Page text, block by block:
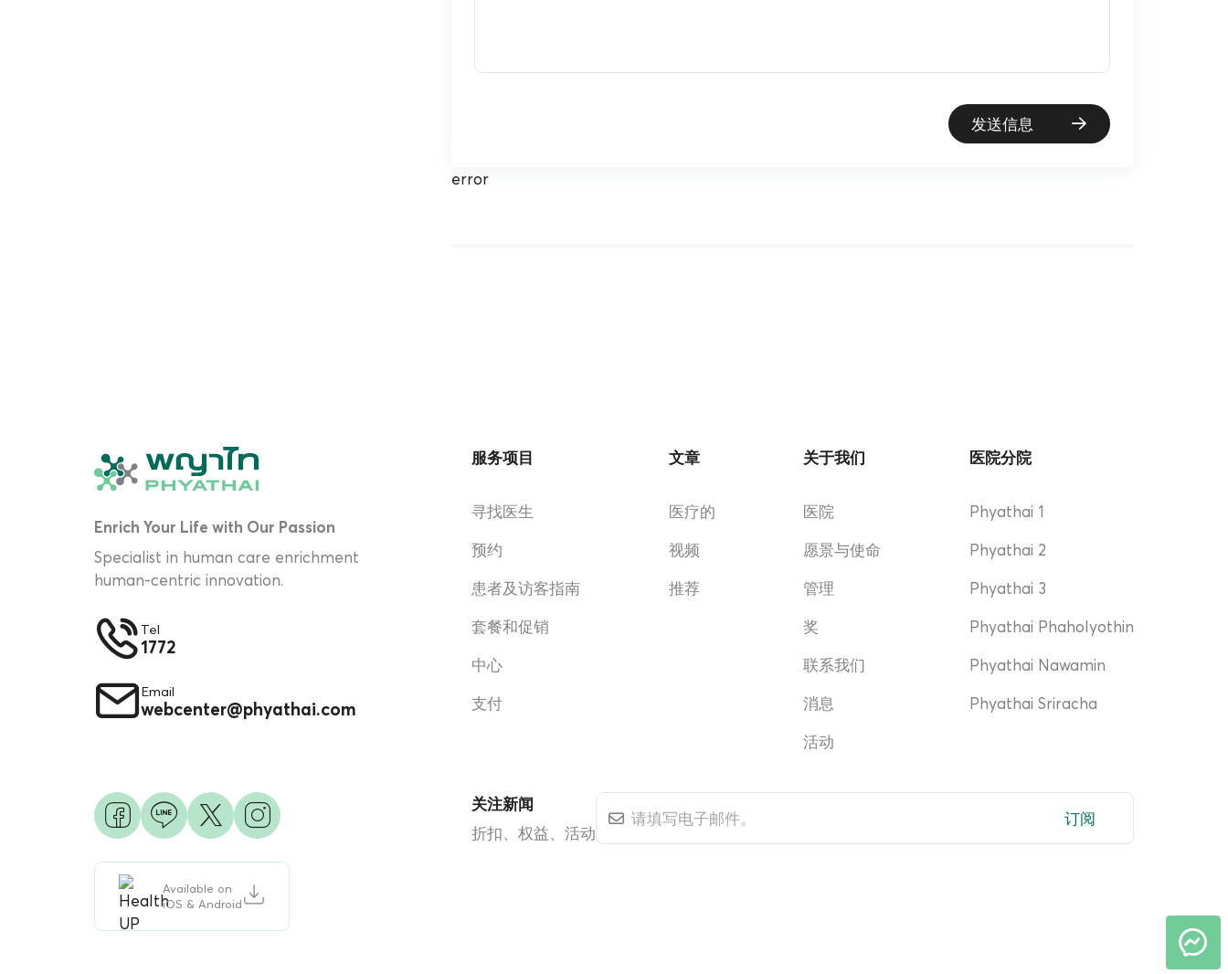
发送信息
error
Enrich Your Life with Our Passion
Specialist in human care enrichment
human-centric innovation.
Tel
1772
Email
webcenter@phyathai.com
服务项目
寻找医生
预约
患者及访客指南
套餐和促销
中心
支付
文章
医疗的
视频
推荐
关于我们
医院
愿景与使命
管理
奖
联系我们
消息
活动
医院分院
Phyathai 1
Phyathai 2
Phyathai 3
Phyathai Phaholyothin
Phyathai Nawamin
Phyathai Sriracha
Available on
iOS & Android
关注新闻
折扣、权益、活动
订阅